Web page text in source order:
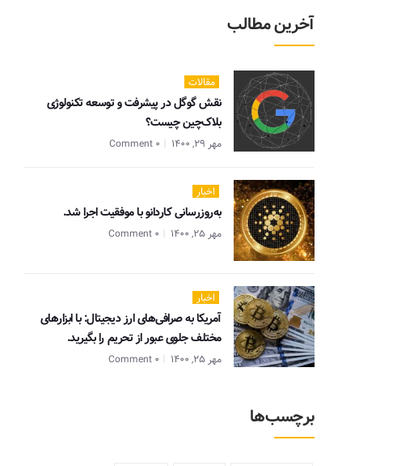
آخرین مطالب
مقالات
نقش گوگل در پیشرفت و توسعه تکنولوژی
بلاک‌چین چیست؟
مهر 29, 1400 0 Comment
اخبار
به‌روزرسانی کاردانو با موفقیت اجرا شد.
مهر 25, 1400 0 Comment
اخبار
آمریکا به صرافی‌های ارز دیجیتال: با ابزارهای
مختلف جلوی عبور از تحریم را بگیرید.
مهر 25, 1400 0 Comment
برچسب‌ها